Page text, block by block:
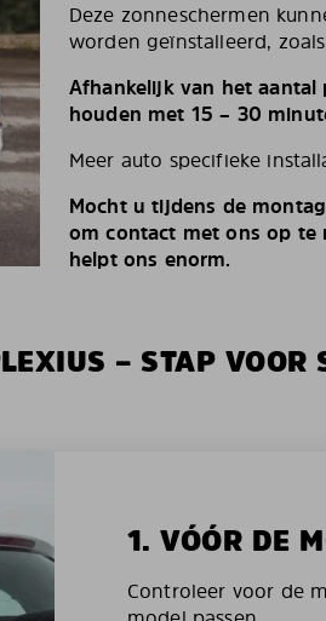
Deze zonneschermen
worden geïnstalleerd,
Afhankelijk van het
houden met 15 – 30
Meer auto specifieke
Mocht u tijdens de
om contact met ons op te
helpt ons enorm.
– STAP VOOR
1. VÓÓR DE
Controleer voor de